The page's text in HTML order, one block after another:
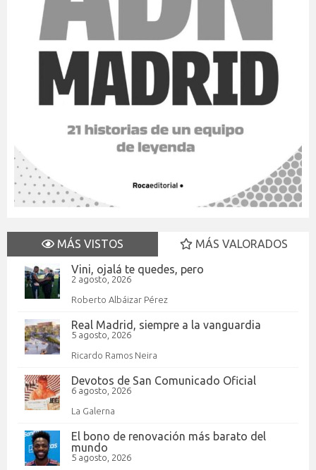
MÁS VISTOS
MÁS VALORADOS
Vini, ojalá te quedes, pero
2 agosto, 2026
Roberto Albáizar Pérez
Real Madrid, siempre a la vanguardia
5 agosto, 2026
Ricardo Ramos Neira
Devotos de San Comunicado Oficial
6 agosto, 2026
La Galerna
El bono de renovación más barato del
mundo
5 agosto, 2026